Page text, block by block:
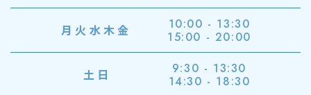
月火水木金
10:00 - 13:30
15:00 - 20:00
土日
9:30 - 13:30
14:30 - 18:30